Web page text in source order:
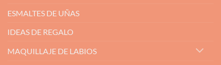
ESMALTES DE UÑAS
IDEAS DE REGALO
MAQUILLAJE DE LABIOS